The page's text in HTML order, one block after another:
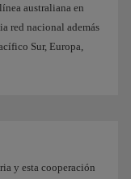
australiana en
red nacional además
Sur, Europa,
y esta cooperación